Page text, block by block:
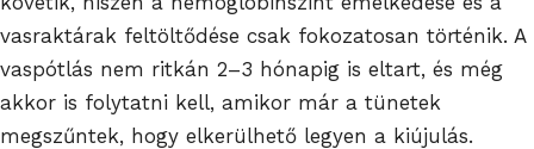
vasraktárak feltöltődése csak fokozatosan történik. A
vaspótlás nem ritkán 2–3 hónapig is eltart, és még
akkor is folytatni kell, amikor már a tünetek
megszűntek, hogy elkerülhető legyen a kiújulás.